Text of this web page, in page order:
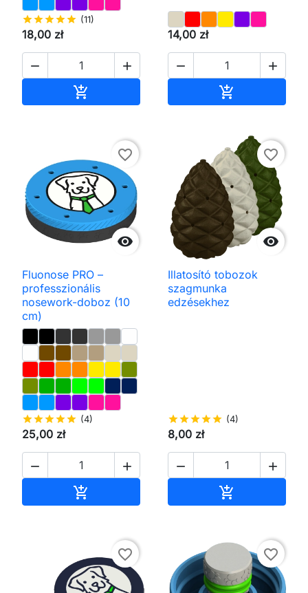
starstarstarstarstar (11)
18,00 zł
 

14,00 zł
 


favorite_border
Fluonose PRO –
professzionális
nosework-doboz (10
cm)
starstarstarstarstar (4)
25,00 zł
 


favorite_border
Illatosító tobozok
szagmunka
edzésekhez
starstarstarstarstar (4)
8,00 zł
 

favorite_border favorite_border